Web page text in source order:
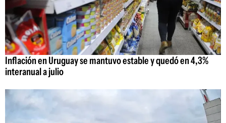
Inflación en Uruguay se mantuvo estable y quedó en 4,3%
interanual a julio